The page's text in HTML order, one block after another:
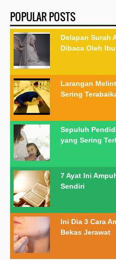
POPULAR POSTS
Delapan Surah
Dibaca Oleh
Larangan
Sering
Sepuluh
yang Sering
7 Ayat Ini
Sendiri
Ini Dia 3 Cara
Bekas Jerawat